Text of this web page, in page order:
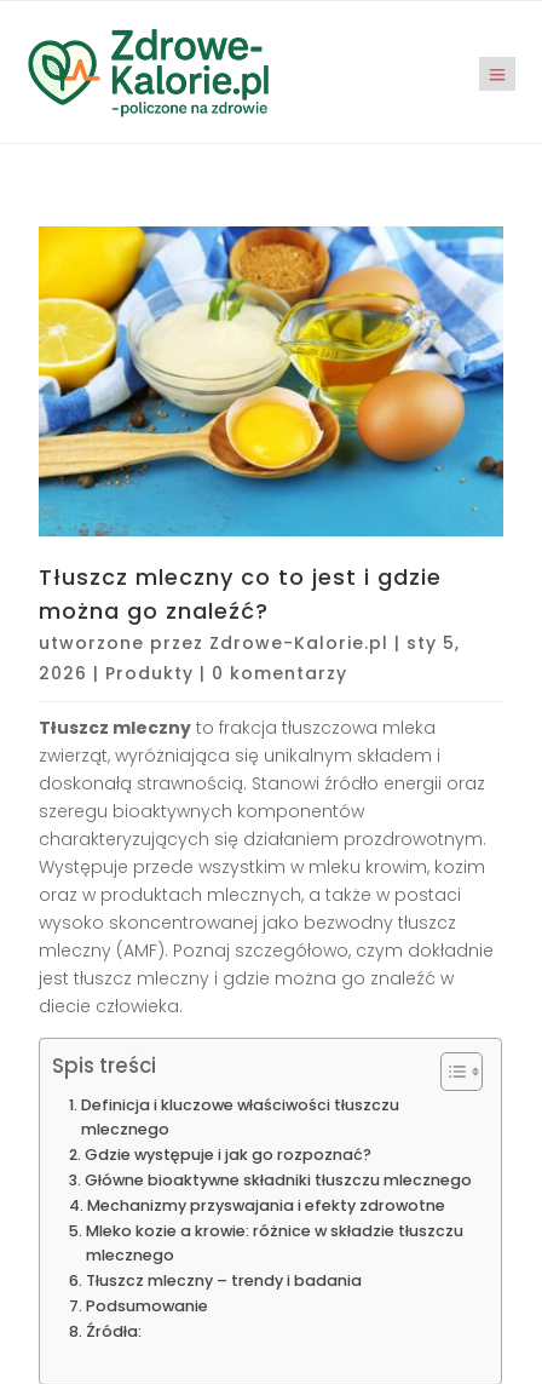
Tłuszcz mleczny co to jest i gdzie
można go znaleźć?
utworzone przez Zdrowe-Kalorie.pl | sty 5,
2026 | Produkty | 0 komentarzy
Tłuszcz mleczny to frakcja tłuszczowa mleka
zwierząt, wyróżniająca się unikalnym składem i
doskonałą strawnością. Stanowi źródło energii oraz
szeregu bioaktywnych komponentów
charakteryzujących się działaniem prozdrowotnym.
Występuje przede wszystkim w mleku krowim, kozim
oraz w produktach mlecznych, a także w postaci
wysoko skoncentrowanej jako bezwodny tłuszcz
mleczny (AMF). Poznaj szczegółowo, czym dokładnie
jest tłuszcz mleczny i gdzie można go znaleźć w
diecie człowieka.
Spis treści
Definicja i kluczowe właściwości tłuszczu
mlecznego
Gdzie występuje i jak go rozpoznać?
Główne bioaktywne składniki tłuszczu mlecznego
Mechanizmy przyswajania i efekty zdrowotne
Mleko kozie a krowie: różnice w składzie tłuszczu
mlecznego
Tłuszcz mleczny – trendy i badania
Podsumowanie
Źródła: